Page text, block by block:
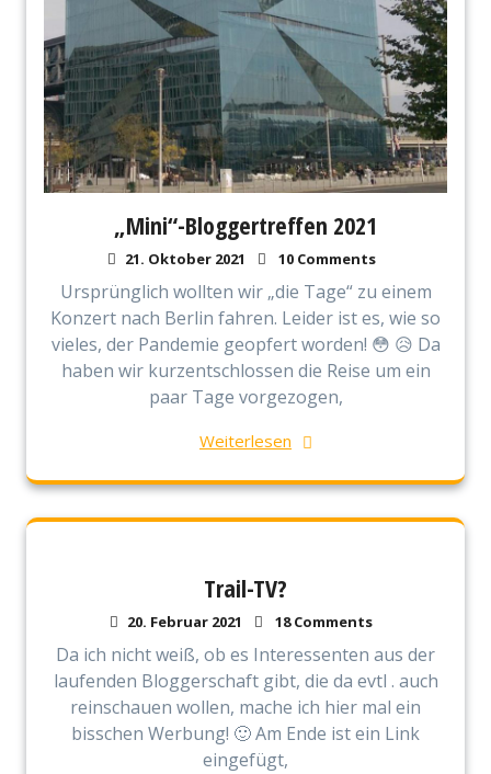
„Mini“-Bloggertreffen 2021
21. Oktober 2021 10 Comments
Ursprünglich wollten wir „die Tage“ zu einem
Konzert nach Berlin fahren. Leider ist es, wie so
vieles, der Pandemie geopfert worden! 😳 😥 Da
haben wir kurzentschlossen die Reise um ein
paar Tage vorgezogen,
Weiterlesen
Trail-TV?
20. Februar 2021 18 Comments
Da ich nicht weiß, ob es Interessenten aus der
laufenden Bloggerschaft gibt, die da evtl . auch
reinschauen wollen, mache ich hier mal ein
bisschen Werbung! 🙂 Am Ende ist ein Link
eingefügt,